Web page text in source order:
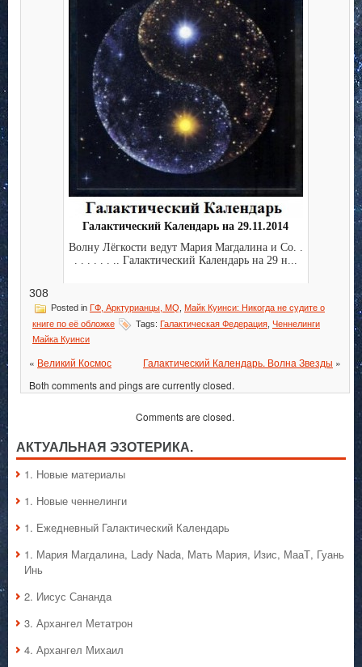
Галактический Календарь на 29.11.2014
Волну Лёгкости ведут Мария Магдалина и Co. .
. . . . . . .. Галактический Календарь на 29 н...
308
Posted in ГФ, Арктурианцы, MQ Майк Куинси: Никогда не судите о
книге по её обложке
Tags: Галактическая Федерация Ченнелинги
Майка Куинси
« Великий Космос Галактический Календарь. Волна Звезды »
Both comments and pings are currently closed.
Comments are closed.
АКТУАЛЬНАЯ ЭЗОТЕРИКА.
1. Hовые материалы
1. Hовые ченнелинги
1. Ежедневный Галактический Календарь
1. Мария Магдалина, Lady Nada, Мать Мария, Изис, МааТ, Гуань
Инь
2. Иисус Сананда
3. Архангел Метатрон
4. Архангел Михаил